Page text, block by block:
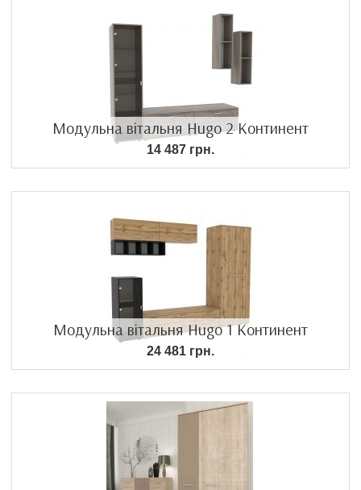
Модульна вітальня Hugo 2 Континент
14 487 грн.
Модульна вітальня Hugo 1 Континент
24 481 грн.